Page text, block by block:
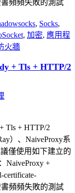
書頻頻失敗的測試
, Socks,
, 加密, 應用程
火牆
+ Tls + HTTP/2
）、NaiveProxy系
僅使用如下建立的
NaiveProxy +
certificate-
書頻頻失敗的測試